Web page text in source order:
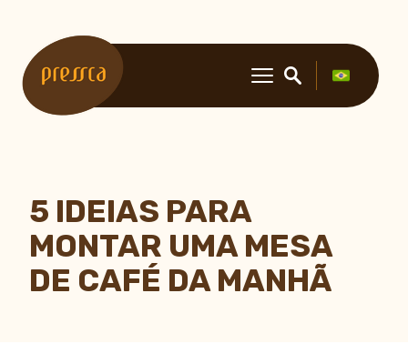
5 IDEIAS PARA
MONTAR UMA MESA
DE CAFÉ DA MANHÃ